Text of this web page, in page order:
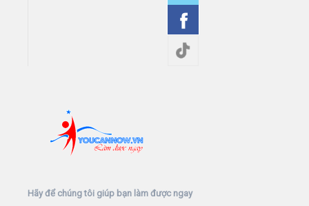
Hãy để chúng tôi giúp bạn làm được ngay